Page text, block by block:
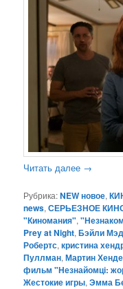
Читать далее →
Рубрика:NEW новое,
news,СЕРЬЕЗНОЕ
"Киномания",
Prey at Night,Бэйли
Робертс,кристина
Пуллман,Мартин
фильм "Незнайомці:
Жестокие игры,Эмма